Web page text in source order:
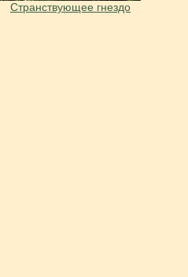
Странствующее гнездо